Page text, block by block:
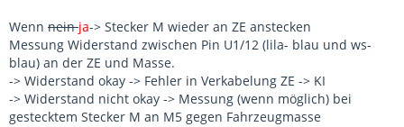
Wenn neinja-> Stecker M wieder an ZE anstecken
Messung Widerstand zwischen Pin U1/12 (lila- blau und ws-
blau) an der ZE und Masse.
-> Widerstand okay -> Fehler in Verkabelung ZE -> KI
-> Widerstand nicht okay -> Messung (wenn möglich) bei
gestecktem Stecker M an M5 gegen Fahrzeugmasse